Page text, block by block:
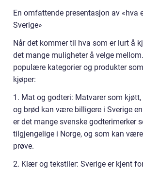
En omfattende presentasjon av «hva
Sverige»
Når det kommer til hva som er lurt å
det mange muligheter å velge
populære kategorier og produkter
kjøper:
1. Mat og godteri: Matvarer som
og brød kan være billigere i Sverige
er det mange svenske godterimerker
tilgjengelige i Norge, og som kan
prøve.
2. Klær og tekstiler: Sverige er kjent